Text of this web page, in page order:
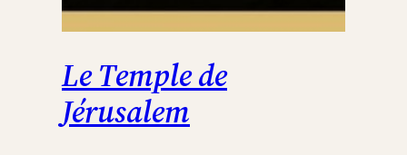
Le Temple de
Jérusalem